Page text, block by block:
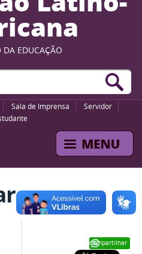
Canais
EDUCAÇÃO
Sala de Imprensa
Servidor
grau
Compartilhar